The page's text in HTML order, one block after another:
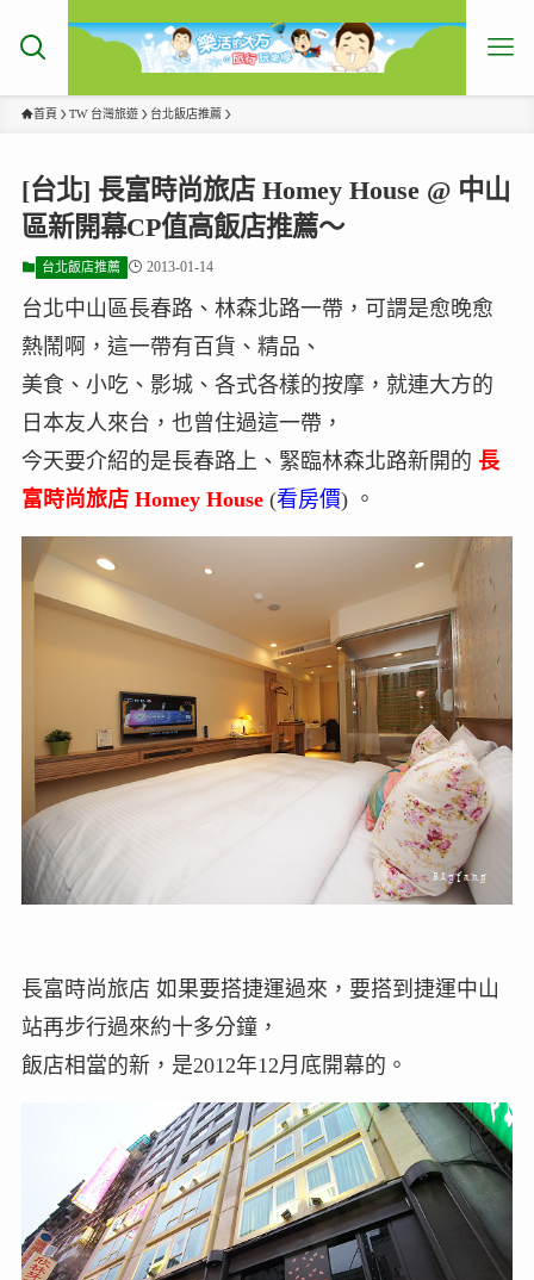
首頁 TW 台灣旅遊 台北飯店推薦
[台北] 長富時尚旅店 Homey House @ 中山
區新開幕CP值高飯店推薦～
台北飯店推薦 2013-01-14
台北中山區長春路、林森北路一帶，可謂是愈晚愈
熱鬧啊，這一帶有百貨、精品、
美食、小吃、影城、各式各樣的按摩，就連大方的
日本友人來台，也曾住過這一帶，
今天要介紹的是長春路上、緊臨林森北路新開的 長
富時尚旅店 Homey House(看房價) 。
長富時尚旅店 如果要搭捷運過來，要搭到捷運中山
站再步行過來約十多分鐘，
飯店相當的新，是2012年12月底開幕的。